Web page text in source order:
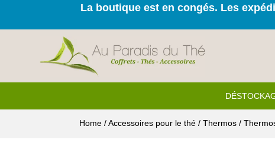
La boutique est en congés. Les
Home /Accessoires pour le thé /Thermos /